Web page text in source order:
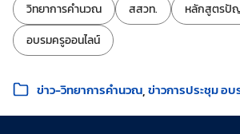
วิทยาการคำนวณ
สสวท.
หลักสูตรปั
อบรมครูออนไลน์
หมวดหมู่:
ข่าว-วิทยาการคำนวณ ข่าวการประชุม อ